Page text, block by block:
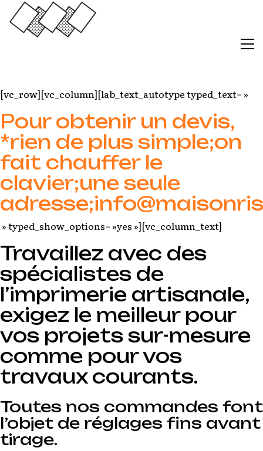
[vc_row][vc_column][lab_text_autotype typed_text= »
Pour obtenir un devis,
*rien de plus simple;on
fait chauffer le
clavier;une seule
» typed_show_options= »yes »][vc_column_text]
Travaillez avec des
spécialistes de
l’imprimerie artisanale,
exigez le meilleur pour
vos projets sur-mesure
comme pour vos
travaux courants.
Toutes nos commandes font
l’objet de réglages fins avant
tirage.